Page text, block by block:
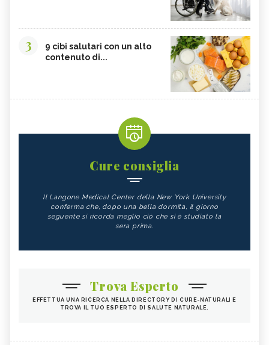
3
9 cibi salutari con un alto
contenuto di...
Cure consiglia
Il Langone Medical Center della New York University
conferma che, dopo una bella dormita, il giorno
seguente si ricorda meglio ciò che si è studiato la
sera prima.
Trova Esperto
EFFETTUA UNA RICERCA NELLA DIRECTORY DI CURE-NATURALI E
TROVA IL TUO ESPERTO DI SALUTE NATURALE.